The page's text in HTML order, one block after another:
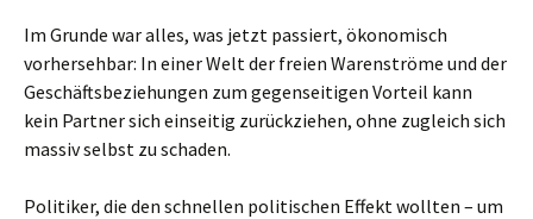
Im Grunde war alles, was jetzt passiert, ökonomisch
vorhersehbar: In einer Welt der freien Warenströme und der
Geschäftsbeziehungen zum gegenseitigen Vorteil kann
kein Partner sich einseitig zurückziehen, ohne zugleich sich
massiv selbst zu schaden.
Politiker, die den schnellen politischen Effekt wollten – um